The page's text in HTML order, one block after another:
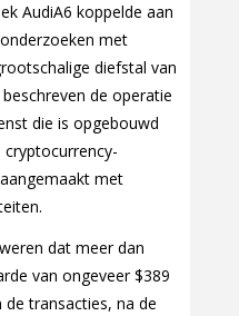
AudiA6 koppelde aan
met
diefstal van
de operatie
die is opgebouwd
met
dat meer dan
van ongeveer $389
transacties, na de